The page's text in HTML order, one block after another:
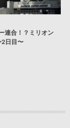
連合！？ミリオン
2日目〜